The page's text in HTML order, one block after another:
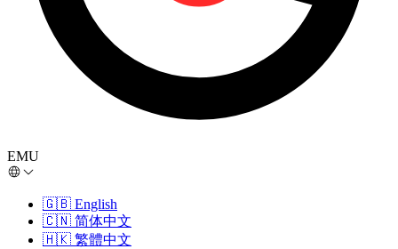
EMU
🇬🇧 English
🇨🇳 简体中文
🇭🇰 繁體中文